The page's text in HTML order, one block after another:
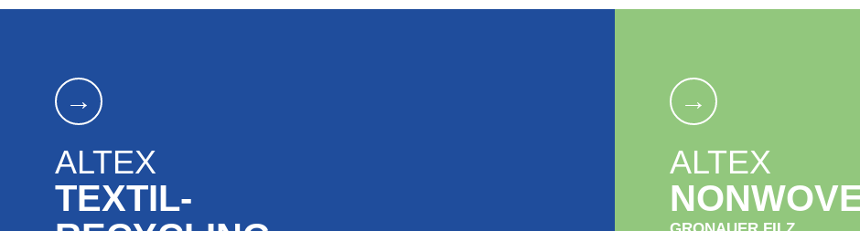
→
ALTEX
TEXTIL-
→
ALTEX